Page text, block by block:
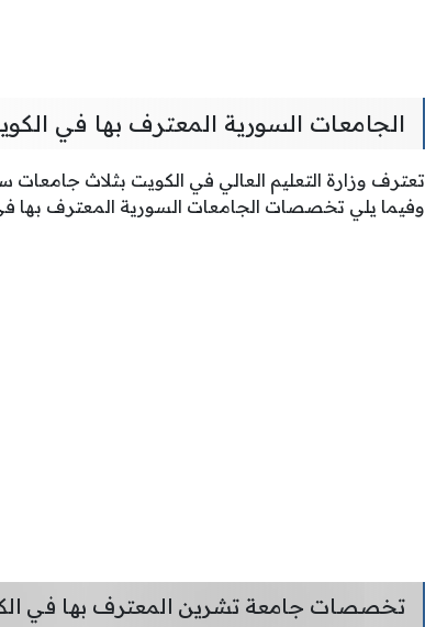
الجامعات السورية المعترف بها في
تعترف وزارة التعليم العالي في الكويت بثلاث جامعات
وفيما يلي تخصصات الجامعات السورية المعترف بها
تخصصات جامعة تشرين المعترف بها في